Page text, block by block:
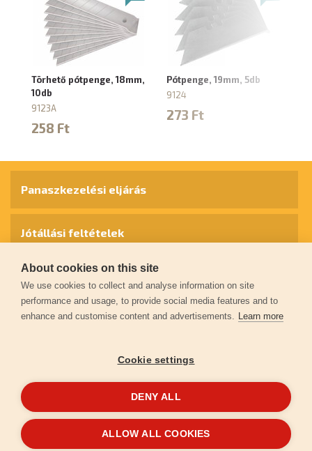
Törhető pótpenge, 18mm,
10db
9123A
258 Ft
Pótpenge, 19mm, 5db
9124
273 Ft
© 2026extol.hu- Minden jog fenntartva
Panaszkezelési eljárás
Jótállási feltételek
Személyes adatok védelme
Kapcsolat
Garancia regisztráció
LétrehoztaFEO
About cookies on this site
We use cookies to collect and analyse information on site
performance and usage, to provide social media features and to
enhance and customise content and advertisements. Learn more
Cookie settings
DENY ALL
ALLOW ALL COOKIES